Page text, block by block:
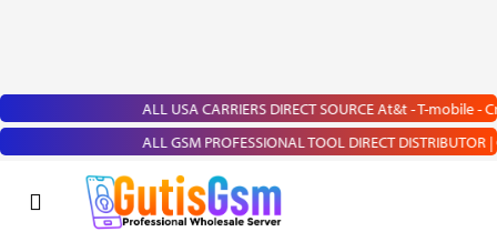
ALL USA CARRIERS DIRECT SOURCE At&t - T-
ALL GSM PROFESSIONAL TOOL DIRECT